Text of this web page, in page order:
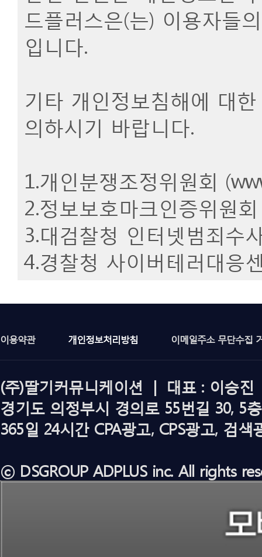
드플러스은(는) 이용자들
입니다.
기타 개인정보침해에 대
의하시기 바랍니다.
1.개인분쟁조정위원회 (
2.정보보호마크인증위원
3.대검찰청 인터넷범죄수
4.경찰청 사이버테러대응
이용약관 개인정보처리방침 이메일주소 무단수집
(주)딸기커뮤니케이션 | 대표 : 이승
경기도 의정부시 경의로 55번길 30, 5
365일 24시간 CPA광고, CPS광고, 검
ⓒ DSGROUP ADPLUS inc. All rights